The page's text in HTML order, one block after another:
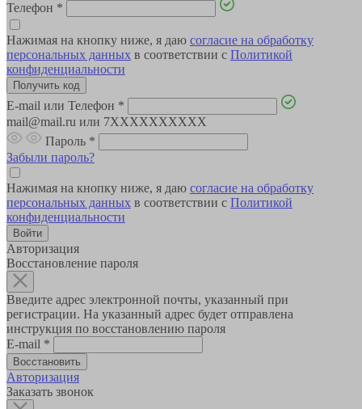
Телефон *
Нажимая на кнопку ниже, я даю согласие на обработку
персональных данных в соответствии с Политикой
конфиденциальности
E-mail или Телефон *
mail@mail.ru или 7XXXXXXXXXX
Пароль *
Забыли пароль?
Нажимая на кнопку ниже, я даю согласие на обработку
персональных данных в соответствии с Политикой
конфиденциальности
Авторизация
Восстановление пароля
Введите адрес электронной почты, указанный при
регистрации. На указанный адрес будет отправлена
инструкция по восстановлению пароля
E-mail *
Авторизация
Заказать звонок